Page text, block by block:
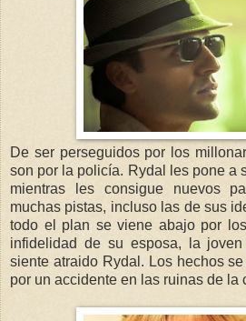
De ser perseguidos por los
son por la policía. Rydal les pone a
mientras les consigue nuevos
muchas pistas, incluso las de sus
todo el plan se viene abajo por
infidelidad de su esposa, la
siente atraido Rydal. Los hechos
por un accidente en las ruinas de la